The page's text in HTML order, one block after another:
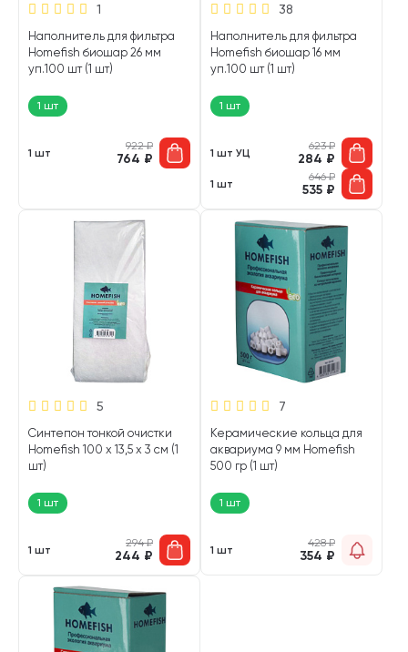
1
Наполнитель для фильтра
Homefish биошар 26 мм
уп.100 шт (1 шт)
1 шт
1 шт
922₽
764 ₽
38
Наполнитель для фильтра
Homefish биошар 16 мм
уп.100 шт (1 шт)
1 шт
1 шт УЦ
623₽
284 ₽
1 шт
646₽
535 ₽
5
Синтепон тонкой очистки
Homefish 100 х 13,5 х 3 см (1
шт)
1 шт
1 шт
294₽
244 ₽
7
Керамические кольца для
аквариума 9 мм Homefish
500 гр (1 шт)
1 шт
1 шт
428₽
354 ₽